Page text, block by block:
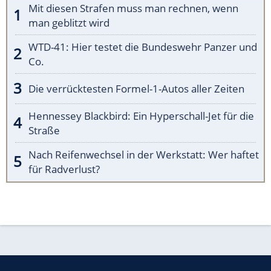
Mit diesen Strafen muss man rechnen, wenn
man geblitzt wird
WTD-41: Hier testet die Bundeswehr Panzer und
Co.
Die verrücktesten Formel-1-Autos aller Zeiten
Hennessey Blackbird: Ein Hyperschall-Jet für die
Straße
Nach Reifenwechsel in der Werkstatt: Wer haftet
für Radverlust?